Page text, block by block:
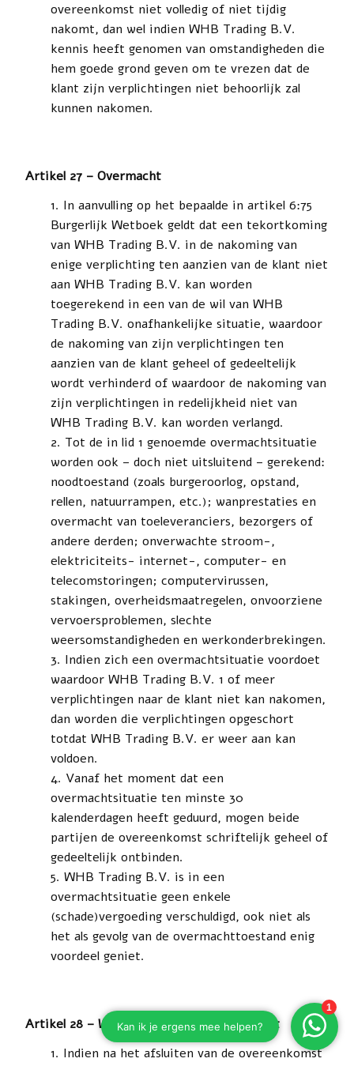
overeenkomst niet volledig of niet tijdig
nakomt, dan wel indien WHB Trading B.V.
kennis heeft genomen van omstandigheden die
hem goede grond geven om te vrezen dat de
klant zijn verplichtingen niet behoorlijk zal
kunnen nakomen.
Artikel 27 – Overmacht
In aanvulling op het bepaalde in artikel 6:75
Burgerlijk Wetboek geldt dat een tekortkoming
van WHB Trading B.V. in de nakoming van
enige verplichting ten aanzien van de klant niet
aan WHB Trading B.V. kan worden
toegerekend in een van de wil van WHB
Trading B.V. onafhankelijke situatie, waardoor
de nakoming van zijn verplichtingen ten
aanzien van de klant geheel of gedeeltelijk
wordt verhinderd of waardoor de nakoming van
zijn verplichtingen in redelijk­heid niet van
WHB Trading B.V. kan worden verlangd.
Tot de in lid 1 genoemde overmachtsituatie
worden ook – doch niet uitsluitend – gerekend:
noodtoestand (zoals burgeroorlog, opstand,
rellen, natuurrampen, etc.); wanprestaties en
overmacht van toeleveranciers, bezorgers of
andere derden; onverwachte stroom-,
elektriciteits- internet-, computer- en
telecomstoringen; computer­virussen,
stakingen, overheidsmaatregelen, onvoorziene
vervoersproblemen, slechte
weersomstandigheden en werkonderbrekingen.
Indien zich een overmachtsituatie voordoet
waardoor WHB Trading B.V. 1 of meer
verplichtingen naar de klant niet kan nakomen,
dan worden die verplichtingen opgeschort
totdat WHB Trading B.V. er weer aan kan
voldoen.
Vanaf het moment dat een
overmachtsituatie ten minste 30
kalenderdagen heeft geduurd, mogen beide
partijen de overeenkomst schriftelijk geheel of
gedeeltelijk ontbinden.
WHB Trading B.V. is in een
overmachtsituatie geen enkele
(schade)vergoeding verschuldigd, ook niet als
het als gevolg van de overmachttoestand enig
voordeel geniet.
Artikel 28 – Wijziging van de overeenkomst
Indien na het afsluiten van de overeenkomst